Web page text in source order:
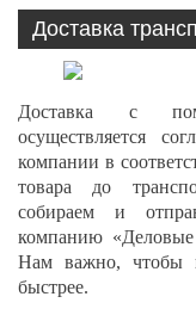
Доставка
Доставка с
осуществляется
компании в
товара до
собираем и
компанию
Нам важно, чтобы
быстрее.